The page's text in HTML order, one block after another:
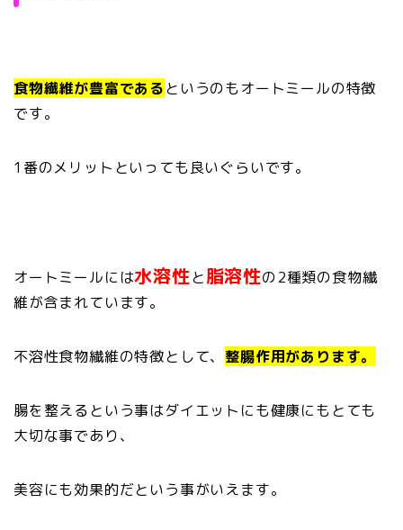
食物繊維が豊富であるというのもオートミールの特徴
です。
1番のメリットといっても良いぐらいです。
オートミールには水溶性と脂溶性の2種類の食物繊
維が含まれています。
不溶性食物繊維の特徴として、 整腸作用があります。
腸を整えるという事はダイエットにも健康にもとても
大切な事であり、
美容にも効果的だという事がいえます。